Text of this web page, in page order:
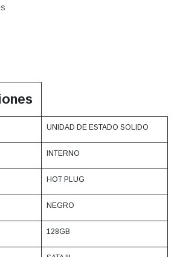
UNIDAD DE ESTADO SOLIDO
INTERNO
HOT PLUG
NEGRO
128GB